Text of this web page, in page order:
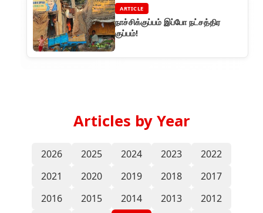
ARTICLE
நாச்சிக்குப்பம் இப்போ நட்சத்திர
குப்பம்!
Articles by Year
2026 2025 2024 2023
2022
2021
2020 2019 2018
2017
2016
2015 2014 2013
2012